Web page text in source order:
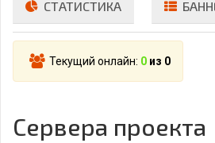
СТАТИСТИКА
Текущий онлайн: 0 из 0
Сервера проекта